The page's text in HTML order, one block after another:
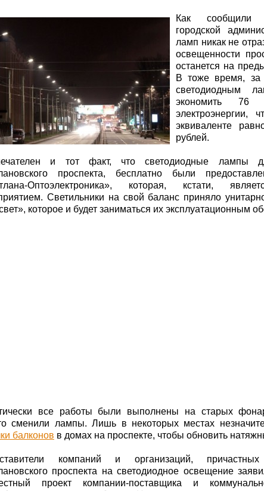
Как сообщили
городской
ламп никак не
освещенности
останется на
В тоже время, за
светодиодным
экономить 76
электроэнергии,
эквиваленте
рублей.
и тот факт, что светодиодные лампы
проспекта, бесплатно были
Оптоэлектроника», которая, кстати,
Светильники на свой баланс приняло
которое и будет заниматься их эксплуатационным
все работы были выполнены на старых
сменили лампы. Лишь в некоторых местах
балконов в домах на проспекте, чтобы обновить
компаний и организаций,
проспекта на светодиодное освещение
проект компании-поставщика и